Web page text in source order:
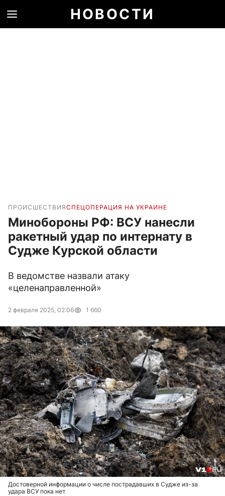
НОВОСТИ
ПРОИСШЕСТВИЯСПЕЦОПЕРАЦИЯ НА УКРАИНЕ
Минобороны РФ: ВСУ нанесли
ракетный удар по интернату в
Судже Курской области
В ведомстве назвали атаку
«целенаправленной»
2 февраля 2025, 02:06 1 660
Достоверной информации о числе пострадавших в Судже из-за
удара ВСУ пока нет